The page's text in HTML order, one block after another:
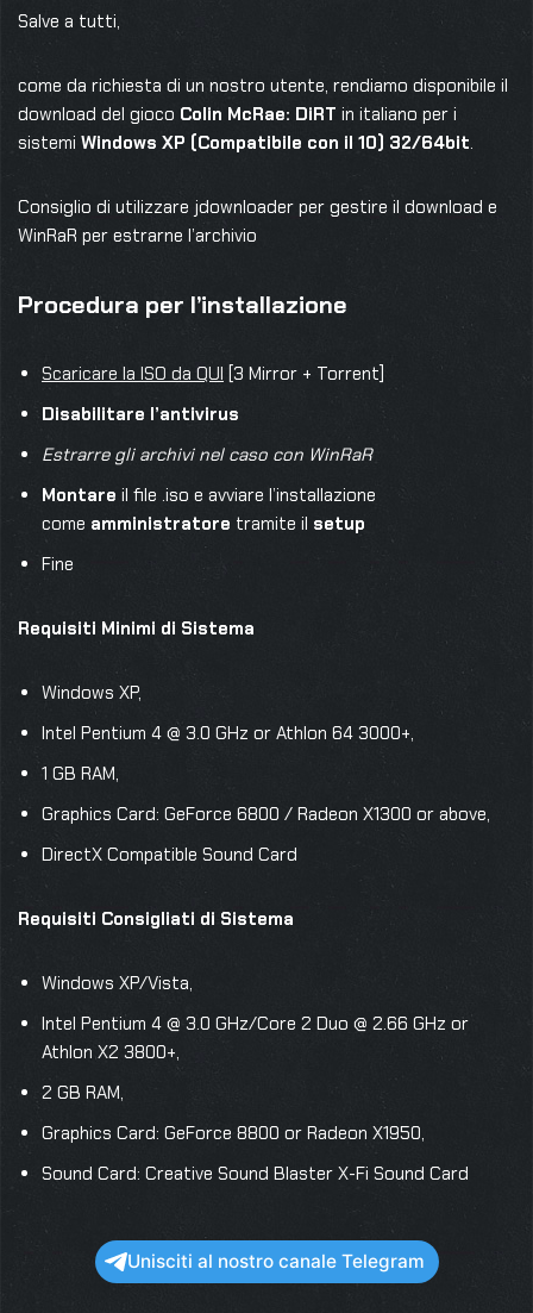
Salve a tutti,
come da richiesta di un nostro utente, rendiamo disponibile il
download del gioco Colin McRae: DiRT in italiano per i
sistemi Windows XP (Compatibile con il 10) 32/64bit.
Consiglio di utilizzare jdownloader per gestire il download e
WinRaR per estrarne l’archivio
Procedura per l’installazione
Scaricare la ISO da QUI [3 Mirror + Torrent]
Disabilitare l’antivirus
Estrarre gli archivi nel caso con WinRaR
Montare il file .iso e avviare l’installazione
come amministratore tramite il setup
Fine
Requisiti Minimi di Sistema
Windows XP,
Intel Pentium 4 @ 3.0 GHz or Athlon 64 3000+,
1 GB RAM,
Graphics Card: GeForce 6800 / Radeon X1300 or above,
DirectX Compatible Sound Card
Requisiti Consigliati di Sistema
Windows XP/Vista,
Intel Pentium 4 @ 3.0 GHz/Core 2 Duo @ 2.66 GHz or
Athlon X2 3800+,
2 GB RAM,
Graphics Card: GeForce 8800 or Radeon X1950,
Sound Card: Creative Sound Blaster X-Fi Sound Card
Unisciti al nostro canale Telegram